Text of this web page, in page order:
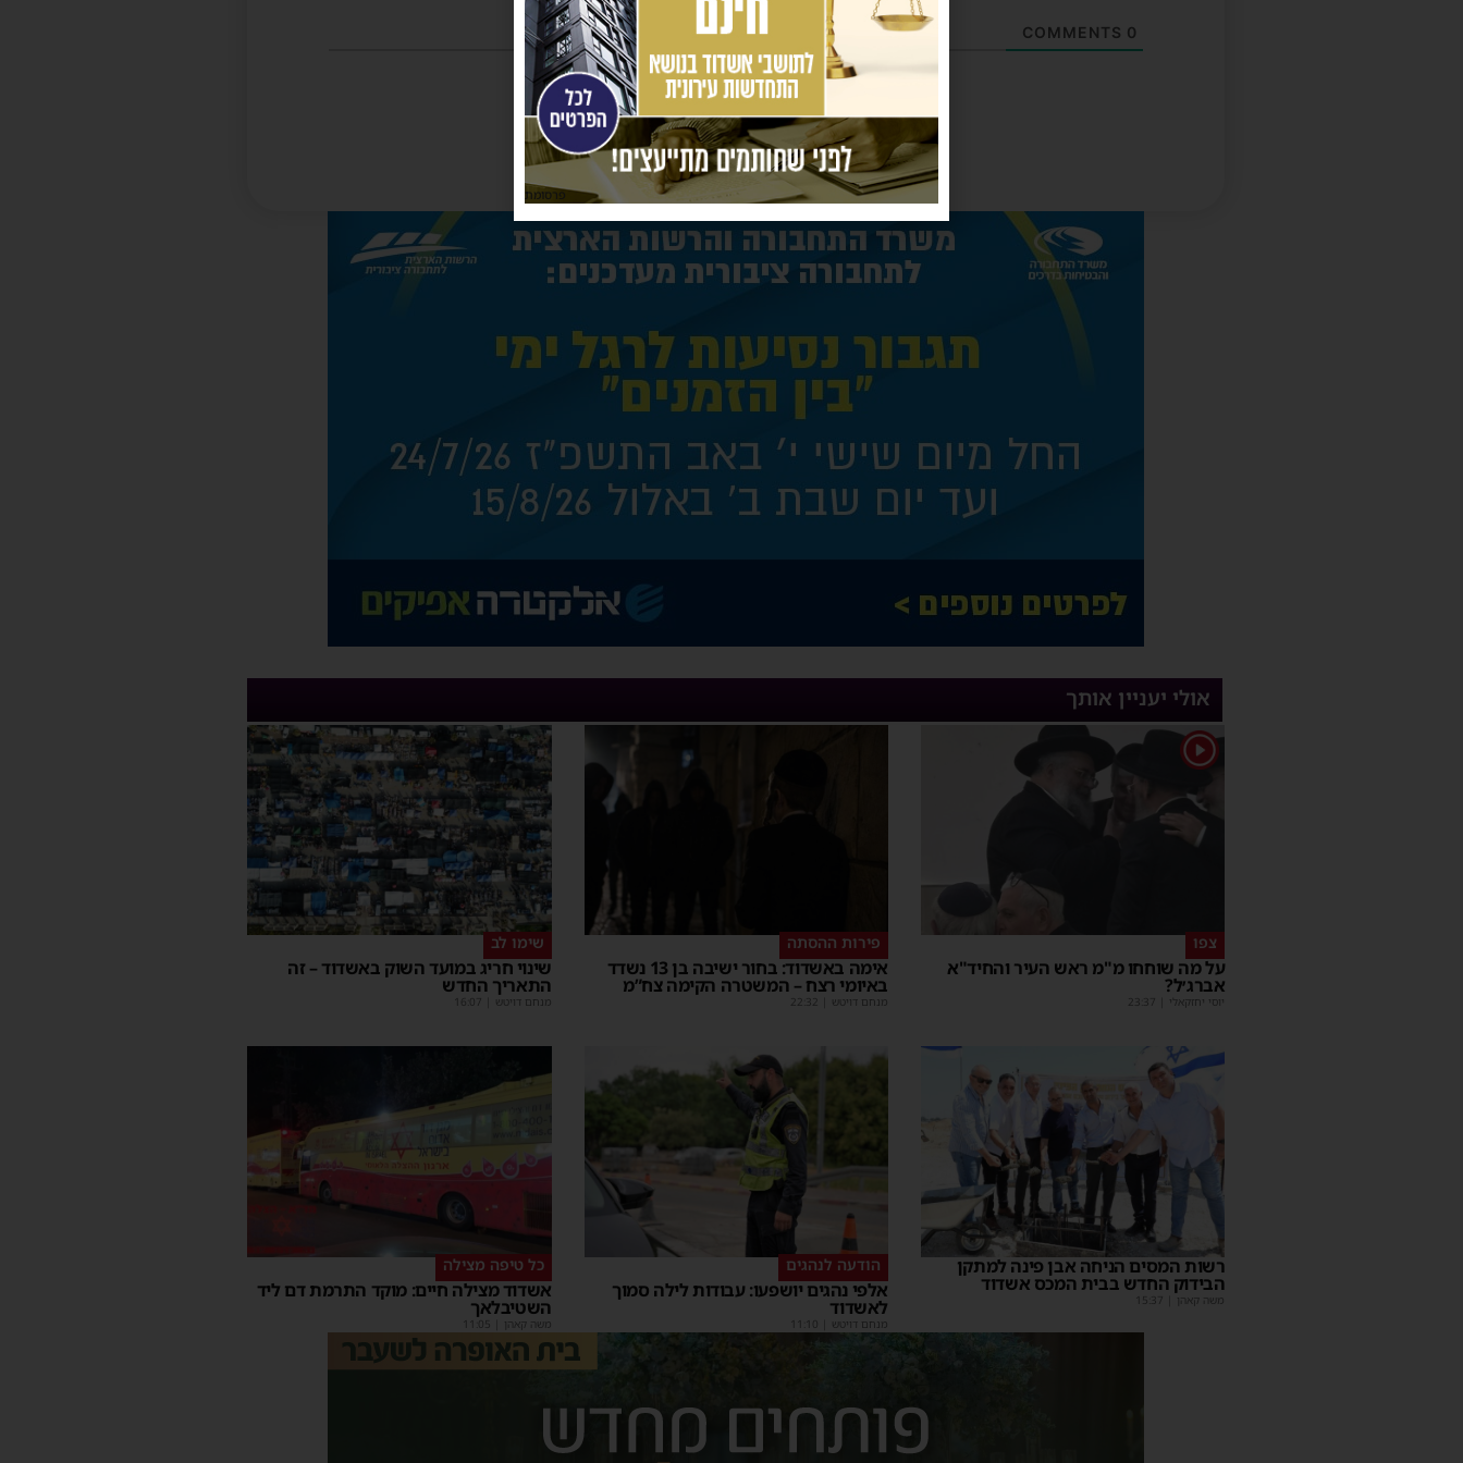
0
אולי יעניין אותך
1
צפו
על מה שוחחו מ"מ ראש העיר והחיד"א
אברג׳ל?
יוסי יחזקאלי 23:37
פירות ההסתה
אימה באשדוד: בחור ישיבה בן 13 נשדד
באיומי רצח – המשטרה הקימה צח”מ
מנחם דויטש 22:32
שימו לב
שינוי חריג במועד השוק באשדוד – זה
התאריך החדש
מנחם דויטש 16:07
רשות המסים הניחה אבן פינה למתקן
הבידוק החדש בבית המכס אשדוד
משה קאהן 15:37
הודעה לנהגים
אלפי נהגים יושפעו: עבודות לילה סמוך
לאשדוד
מנחם דויטש 11:10
כל טיפה מצילה
אשדוד מצילה חיים: מוקד התרמת דם ליד
השטיבלאך
משה קאהן 11:05
פרסומת